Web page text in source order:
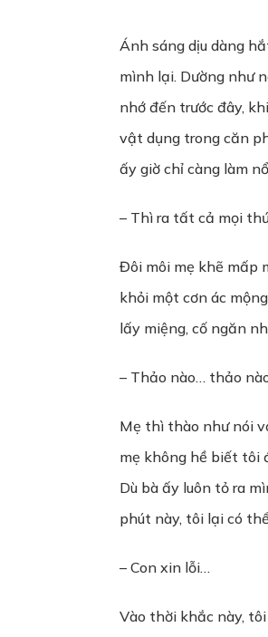
Ánh sáng dịu dàng
mình lại. Dường như
nhớ đến trước đây,
vật dụng trong căn
ấy giờ chỉ càng làm
– Thì ra tất cả mọi
Đôi môi mẹ khẽ mấp
khỏi một cơn ác
lấy miệng, cố ngăn
– Thảo nào… thảo
Mẹ thì thào như nói
mẹ không hề biết tôi
Dù bà ấy luôn tỏ ra
phút này, tôi lại có
– Con xin lỗi…
Vào thời khắc này,